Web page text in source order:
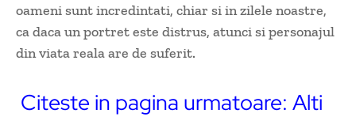
oameni sunt incredintati, chiar si in zilele noastre,
ca daca un portret este distrus, atunci si personajul
din viata reala are de suferit.
Citeste in pagina urmatoare: Alti